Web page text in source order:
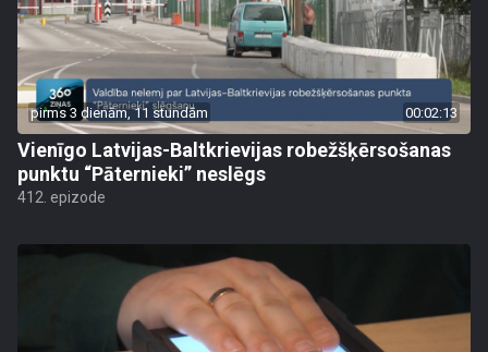
pirms 3 dienām, 11 stundām 00:02:13
Vienīgo Latvijas-Baltkrievijas robežšķērsošanas
punktu “Pāternieki” neslēgs
412. epizode